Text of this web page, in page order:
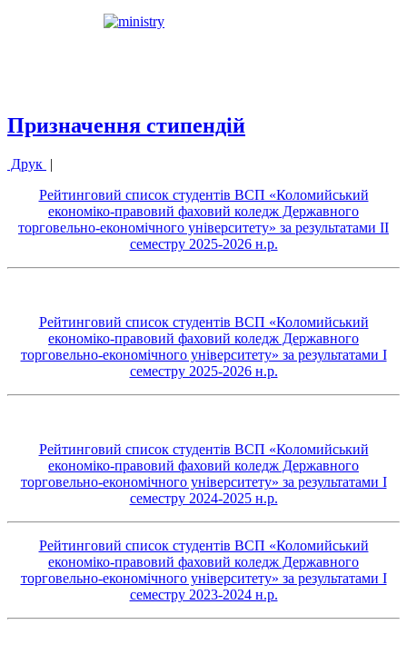
Призначення стипендій
Друк |
Рейтинговий список студентів ВСП «Коломийський
економіко-правовий фаховий коледж Державного
торговельно-економічного університету» за результатами ІI
семестру 2025-2026 н.р.
Рейтинговий список студентів ВСП «Коломийський
економіко-правовий фаховий коледж Державного
торговельно-економічного університету» за результатами І
семестру 2025-2026 н.р.
Рейтинговий список студентів ВСП «Коломийський
економіко-правовий фаховий коледж Державного
торговельно-економічного університету» за результатами І
семестру 2024-2025 н.р.
Рейтинговий список студентів ВСП «Коломийський
економіко-правовий фаховий коледж Державного
торговельно-економічного університету» за результатами І
семестру 2023-2024 н.р.